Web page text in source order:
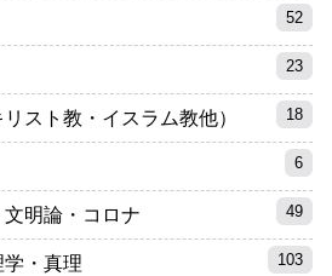
52
23
スト教・イスラム教他） 18
6
明論・コロナ 49
・真理 103